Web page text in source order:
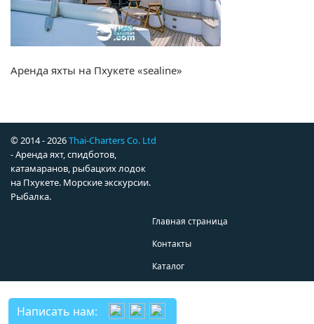
Аренда яхты на Пхукете «sealine»
© 2014 - 2026Thai-Charters Co. Ltd
- Аренда яхт, спидботов,
катамаранов, рыбацких лодок
на Пхукете. Морские экскурсии.
Рыбалка.
Главная страница
Контакты
Каталог
Написать нам: